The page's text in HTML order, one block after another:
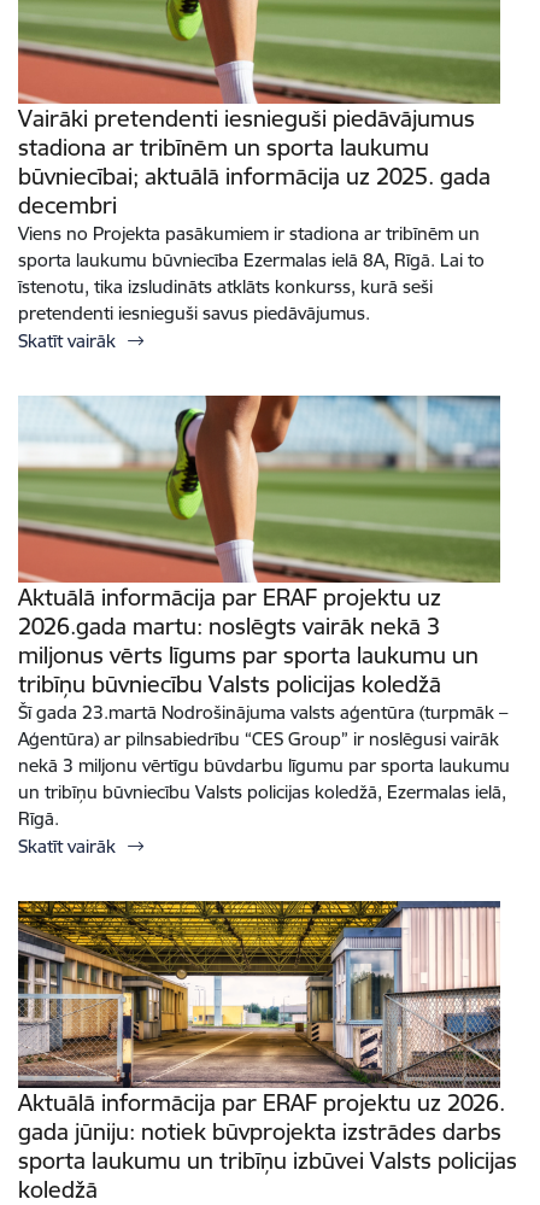
Vairāki pretendenti iesnieguši piedāvājumus
stadiona ar tribīnēm un sporta laukumu
būvniecībai; aktuālā informācija uz 2025. gada
decembri
Viens no Projekta pasākumiem ir stadiona ar tribīnēm un
sporta laukumu būvniecība Ezermalas ielā 8A, Rīgā. Lai to
īstenotu, tika izsludināts atklāts konkurss, kurā seši
pretendenti iesnieguši savus piedāvājumus.
Skatīt vairāk
Aktuālā informācija par ERAF projektu uz
2026.gada martu: noslēgts vairāk nekā 3
miljonus vērts līgums par sporta laukumu un
tribīņu būvniecību Valsts policijas koledžā
Šī gada 23.martā Nodrošinājuma valsts aģentūra (turpmāk –
Aģentūra) ar pilnsabiedrību “CES Group” ir noslēgusi vairāk
nekā 3 miljonu vērtīgu būvdarbu līgumu par sporta laukumu
un tribīņu būvniecību Valsts policijas koledžā, Ezermalas ielā,
Rīgā.
Skatīt vairāk
Aktuālā informācija par ERAF projektu uz 2026.
gada jūniju: notiek būvprojekta izstrādes darbs
sporta laukumu un tribīņu izbūvei Valsts policijas
koledžā